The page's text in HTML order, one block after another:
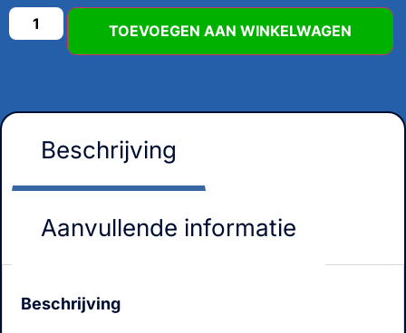
TOEVOEGEN AAN WINKELWAGEN
Beschrijving
Aanvullende informatie
Beschrijving